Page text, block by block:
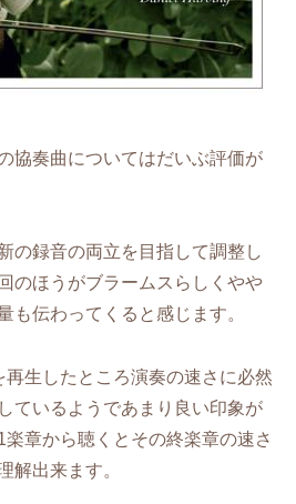
協奏曲についてはだいぶ評価が
の録音の両立を目指して調整し
のほうがブラームスらしくやや
も伝わってくると感じます。
再生したところ演奏の速さに必然
ているようであまり良い印象が
章から聴くとその終楽章の速さ
解出来ます。